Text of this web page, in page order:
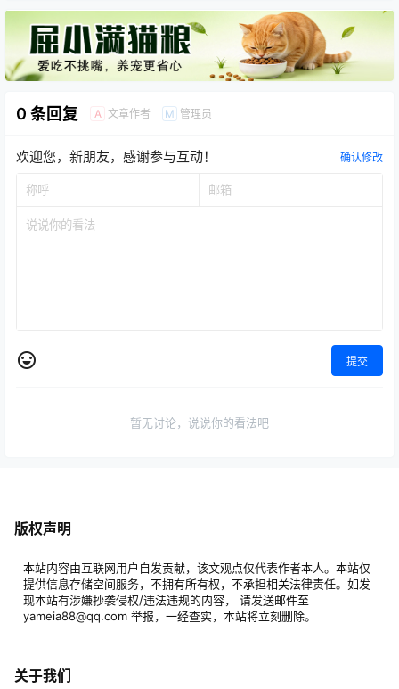
0 条回复 A 文章作者 M 管理员
欢迎您，新朋友，感谢参与互动！ 确认修改
提交
暂无讨论，说说你的看法吧
版权声明
本站内容由互联网用户自发贡献，该文观点仅代表作者本人。本站仅
提供信息存储空间服务，不拥有所有权，不承担相关法律责任。如发
现本站有涉嫌抄袭侵权/违法违规的内容， 请发送邮件至
yameia88@qq.com 举报，一经查实，本站将立刻删除。
关于我们